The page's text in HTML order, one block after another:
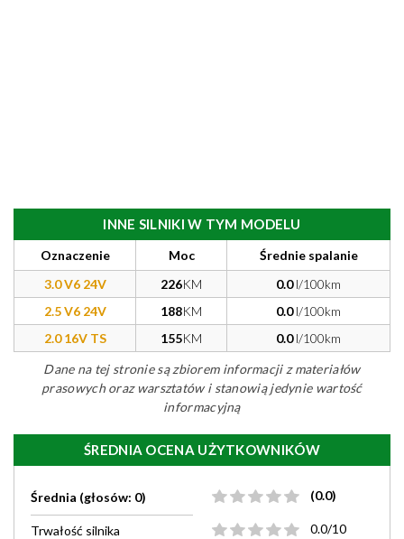
INNE SILNIKI W TYM MODELU
Oznaczenie Moc
Średnie spalanie
3.0 V6 24V
226KM 0.0l/100km
2.5 V6 24V
188KM 0.0l/100km
2.0 16V TS
155KM 0.0l/100km
Dane na tej stronie są zbiorem informacji z materiałów
prasowych oraz warsztatów i stanowią jedynie wartość
informacyjną
ŚREDNIA OCENA UŻYTKOWNIKÓW
Średnia (głosów: 0) (0.0)
Trwałość silnika
0.0/10